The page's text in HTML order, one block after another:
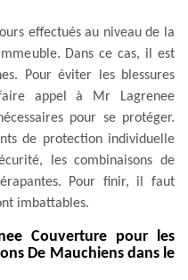
effectués au niveau de la
Dans ce cas, il est
Pour éviter les blessures
appel à Mr Lagrenee
pour se protéger.
de protection individuelle
les combinaisons de
Pour finir, il faut
imbattables.
Couverture pour les
De Mauchiens dans le